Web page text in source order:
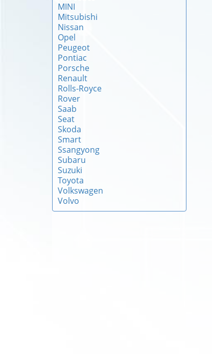
MINI
Mitsubishi
Nissan
Opel
Peugeot
Pontiac
Porsche
Renault
Rolls-Royce
Rover
Saab
Seat
Skoda
Smart
Ssangyong
Subaru
Suzuki
Toyota
Volkswagen
Volvo